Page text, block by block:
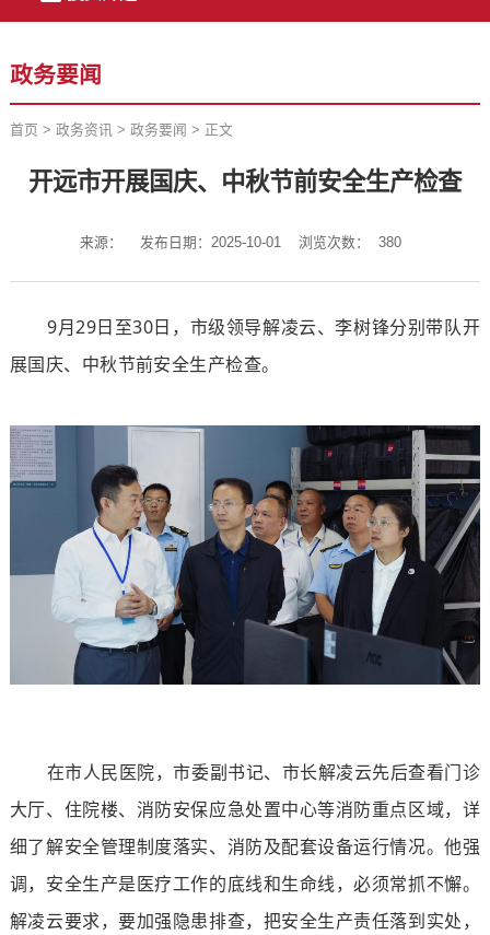
政务要闻
首页 > 政务资讯> 政务要闻 > 正文
开远市开展国庆、中秋节前安全生产检查
来源： 发布日期：2025-10-01 浏览次数： 380
9月29日至30日，市级领导解凌云、李树锋分别带队开
展国庆、中秋节前安全生产检查。
在市人民医院，市委副书记、市长解凌云先后查看门诊
大厅、住院楼、消防安保应急处置中心等消防重点区域，详
细了解安全管理制度落实、消防及配套设备运行情况。他强
调，安全生产是医疗工作的底线和生命线，必须常抓不懈。
解凌云要求，要加强隐患排查，把安全生产责任落到实处，